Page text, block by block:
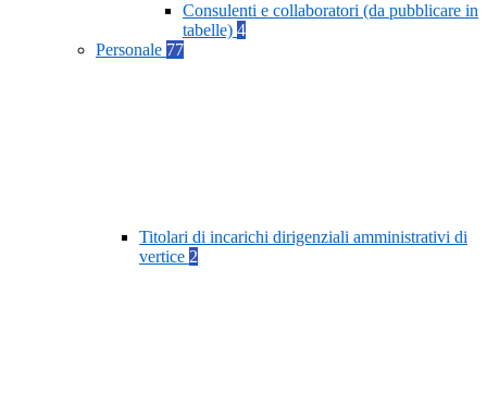
Consulenti e collaboratori (da pubblicare in
tabelle) 4
Personale 77
Titolari di incarichi dirigenziali amministrativi di
vertice 2